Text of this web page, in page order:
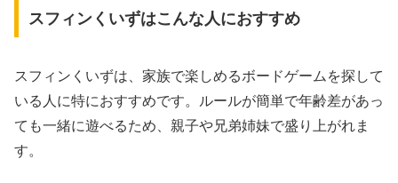
スフィンくいずはこんな人におすすめ
スフィンくいずは、家族で楽しめるボードゲームを探して
いる人に特におすすめです。ルールが簡単で年齢差があっ
ても一緒に遊べるため、親子や兄弟姉妹で盛り上がれま
す。